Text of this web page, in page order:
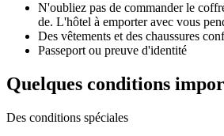
N'oubliez pas de commander le
de. L'hôtel à emporter avec vous
Des vêtements et des chaussures
Passeport ou preuve d'identité
Quelques conditions
Des conditions spéciales